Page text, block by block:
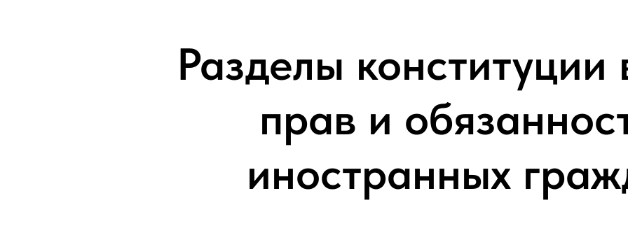
Разделы конституции
прав и
иностранных